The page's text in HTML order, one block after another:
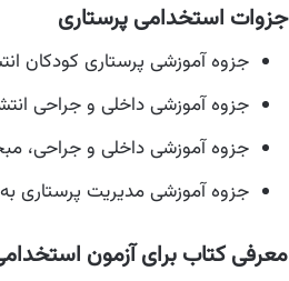
جزوات استخدامی پرستاری
جزوه آموزشی پرستاری کودکان
جزوه آموزشی داخلی و جراحی
جزوه آموزشی داخلی و
جزوه آموزشی مدیریت پرستاری
معرفی کتاب برای آزمون